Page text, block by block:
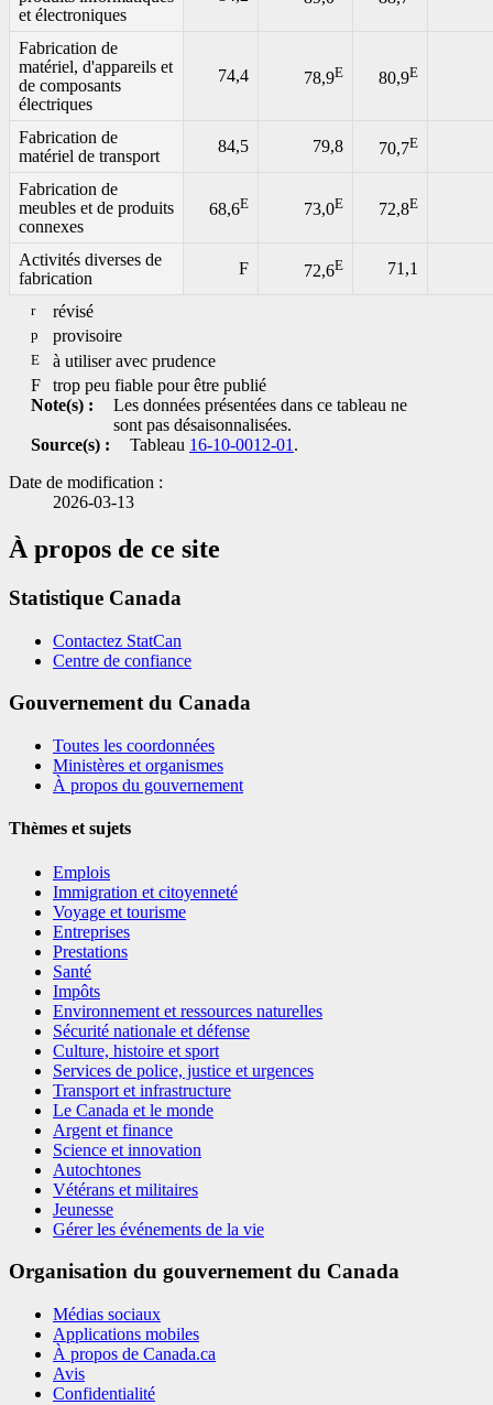
et électroniques
Fabrication de
matériel, d'appareils et
de composants
électriques
74,4 78,9E 80,9E
Fabrication de
matériel de transport
84,5 79,8 70,7E
Fabrication de
meubles et de produits
connexes
68,6E 73,0E 72,8E
Activités diverses de
fabrication
F 72,6E 71,1
r révisé
p provisoire
E
à utiliser avec prudence
F
trop peu fiable pour être publié
Note(s) :
Les données présentées dans ce tableau ne
sont pas désaisonnalisées.
Source(s) :
Tableau 16-10-0012-01 .
Date de modification :
2026-03-13
À propos de ce site
Statistique Canada
Contactez StatCan
Centre de confiance
Gouvernement du Canada
Toutes les coordonnées
Ministères et organismes
À propos du gouvernement
Thèmes et sujets
Emplois
Immigration et citoyenneté
Voyage et tourisme
Entreprises
Prestations
Santé
Impôts
Environnement et ressources naturelles
Sécurité nationale et défense
Culture, histoire et sport
Services de police, justice et urgences
Transport et infrastructure
Le Canada et le monde
Argent et finance
Science et innovation
Autochtones
Vétérans et militaires
Jeunesse
Gérer les événements de la vie
Organisation du gouvernement du Canada
Médias sociaux
Applications mobiles
À propos de Canada.ca
Avis
Confidentialité